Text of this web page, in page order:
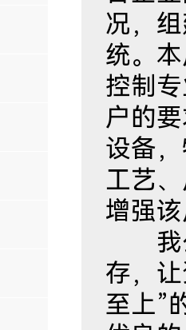
况，
统。
控制
户的
设备
工艺
增强
我公
存，
至上”